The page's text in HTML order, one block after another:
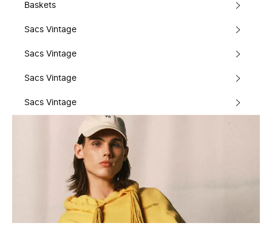
Baskets
Sacs Vintage
Sacs Vintage
Sacs Vintage
Sacs Vintage